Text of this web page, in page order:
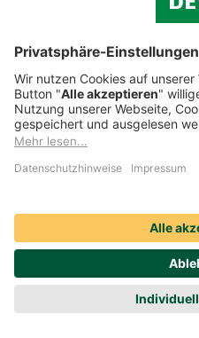
Partnerschaft Deutsche Bahn
Nachhaltigkeit
Streitbeilegung
EU-Transparenzverordnung
Compliance